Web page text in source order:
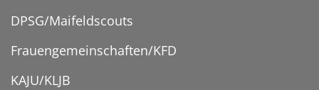
DPSG/Maifeldscouts
Frauengemeinschaften/KFD
KAJU/KLJB